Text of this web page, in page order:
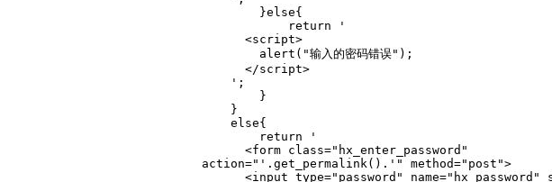
action="'.get_permalink().'" method="post">